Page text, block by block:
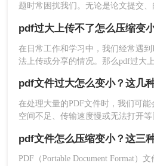
压缩的PDF文件。
题时常困扰我们。无论是论文提交、
过大上传不了怎么压缩变小呢？本
效的PDF压缩方法，并提供详细操
过大的烦恼。
在日常工作和学习中，我们经常遇
法上传或分享的情况。那么pdf过大
件压缩方法。
在处理大量的PDF文件时，我们可
空间不足、传输速度慢或无法打开等
法来帮助您解决pdf文件过大怎么变
PDF（Portable Document Format）